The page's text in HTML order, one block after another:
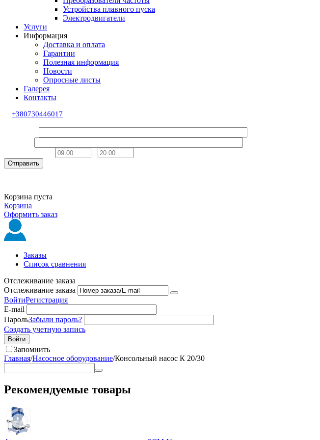
Устройства плавного пуска
Электродвигатели
Услуги
Информация
Доставка и оплата
Гарантии
Полезная информация
Новости
Опросные листы
Галерея
Контакты
+380730446017
Отправить
Корзина пуста
Корзина
Оформить заказ
Заказы
Список сравнения
Отслеживание заказа
Отслеживание заказа
ВойтиРегистрация
E-mail
ПарольЗабыли пароль?
Создать учетную запись
Войти
Запомнить
Главная/Насосное оборудование/Консольный насос К 20/30
Рекомендуемые товары